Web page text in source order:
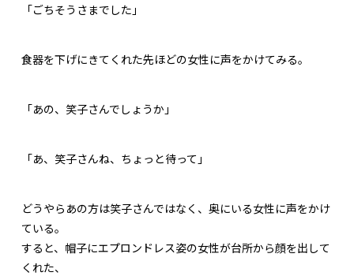
「ごちそうさまでした」
食器を下げにきてくれた先ほどの女性に声をかけてみる。
「あの、笑子さんでしょうか」
「あ、笑子さんね、ちょっと待って」
どうやらあの方は笑子さんではなく、奥にいる女性に声をかけ
ている。
すると、帽子にエプロンドレス姿の女性が台所から顔を出して
くれた、